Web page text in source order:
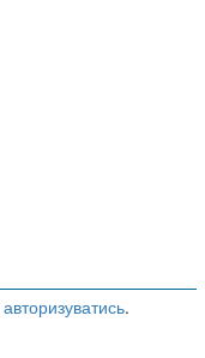
авторизуватись.